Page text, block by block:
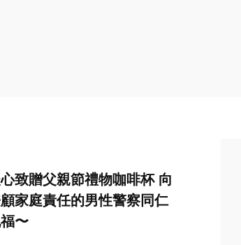
致贈父親節禮物咖啡杯 向
家庭責任的男性警察同仁
〜